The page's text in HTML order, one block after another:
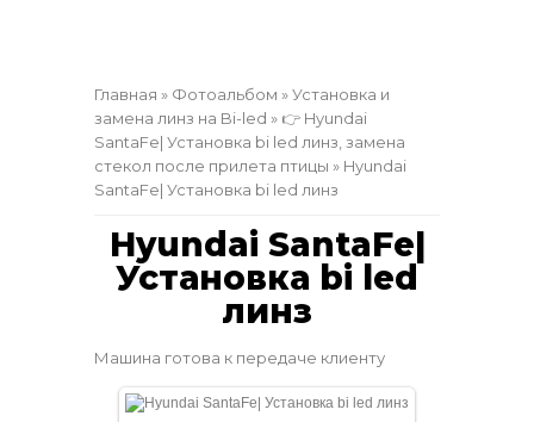
Главная » Фотоальбом »Установка и
замена линз на Bi-led » 👉 Hyundai
SantaFe| Установка bi led линз, замена
стекол после прилета птицы » Hyundai
SantaFe| Установка bi led линз
Hyundai SantaFe|
Установка bi led
линз
Машина готова к передаче клиенту